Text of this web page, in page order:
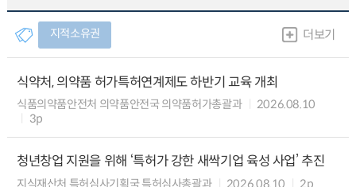
지적소유권 더보기
식약처, 의약품 허가특허연계제도 하반기 교육 개최
식품의약품안전처 의약품안전국 의약품허가총괄과
2026.08.10
3p
청년창업 지원을 위해 ‘특허가 강한 새싹기업 육성 사업’ 추진
지식재산처 특허심사기획국 특허심사총괄과 2026.08.10 2p